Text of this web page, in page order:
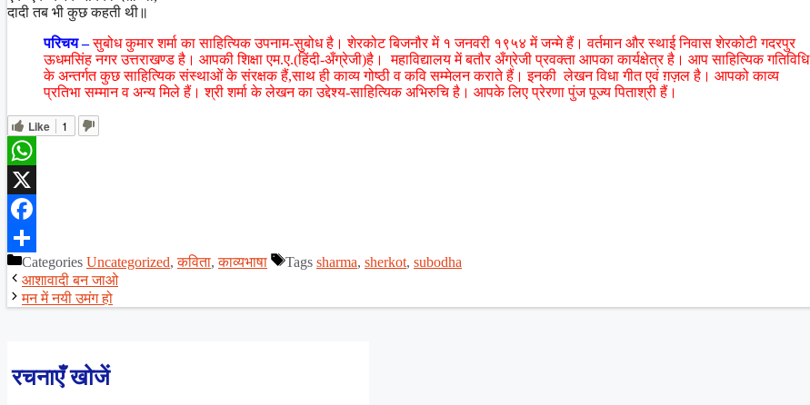
दादी तब भी कुछ कहती थी॥
परिचय – सुबोध कुमार शर्मा का साहित्यिक उपनाम-सुबोध है। शेरकोट बिजनौर में १ जनवरी १९५४ में जन्मे हैं। वर्तमान और स्थाई निवास शेरकोटी गदरपुर
ऊधमसिंह नगर उत्तराखण्ड है। आपकी शिक्षा एम.ए.(हिंदी-अँग्रेजी)है। महाविद्यालय में बतौर अँग्रेजी प्रवक्ता आपका कार्यक्षेत्र है। आप साहित्यिक गतिविधि
के अन्तर्गत कुछ साहित्यिक संस्थाओं के संरक्षक हैं,साथ ही काव्य गोष्ठी व कवि सम्मेलन कराते हैं। इनकी लेखन विधा गीत एवं ग़ज़ल है। आपको काव्य
प्रतिभा सम्मान व अन्य मिले हैं। श्री शर्मा के लेखन का उद्देश्य-साहित्यिक अभिरुचि है। आपके लिए प्रेरणा पुंज पूज्य पिताश्री हैं।
Like 1
WhatsApp
X
Facebook
ShareCategories Uncategorized,कविता,काव्यभाषा Tags sharma, sherkot, subodha
आशावादी बन जाओ
मन में नयी उमंग हो
रचनाएँ खोजें